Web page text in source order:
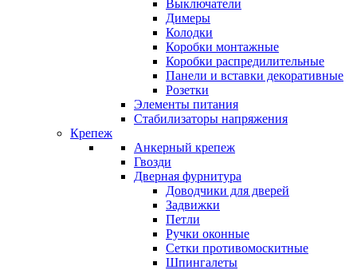
Выключатели
Димеры
Колодки
Коробки монтажные
Коробки распредилительные
Панели и вставки декоративные
Розетки
Элементы питания
Стабилизаторы напряжения
Крепеж
Анкерный крепеж
Гвозди
Дверная фурнитура
Доводчики для дверей
Задвижки
Петли
Ручки оконные
Сетки противомоскитные
Шпингалеты